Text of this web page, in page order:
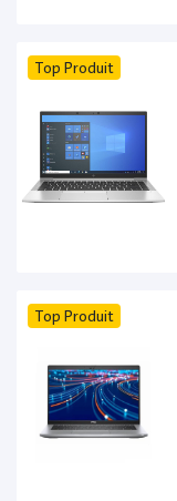
Top Produit
Top Produit